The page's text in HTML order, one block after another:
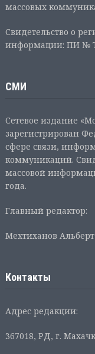
массовых
Свидетельство о
информации: ПИ №
СМИ
Сетевое издание
зарегистрирован
сфере связи,
коммуникаций.
массовой
года.
Главный редактор:
Мехтиханов
Контакты
Адрес редакции:
367018, РД, г.